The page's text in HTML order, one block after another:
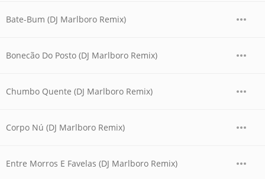
Bate-Bum (DJ Marlboro Remix)
Bonecão Do Posto (DJ Marlboro Remix)
Chumbo Quente (DJ Marlboro Remix)
Corpo Nú (DJ Marlboro Remix)
Entre Morros E Favelas (DJ Marlboro Remix)